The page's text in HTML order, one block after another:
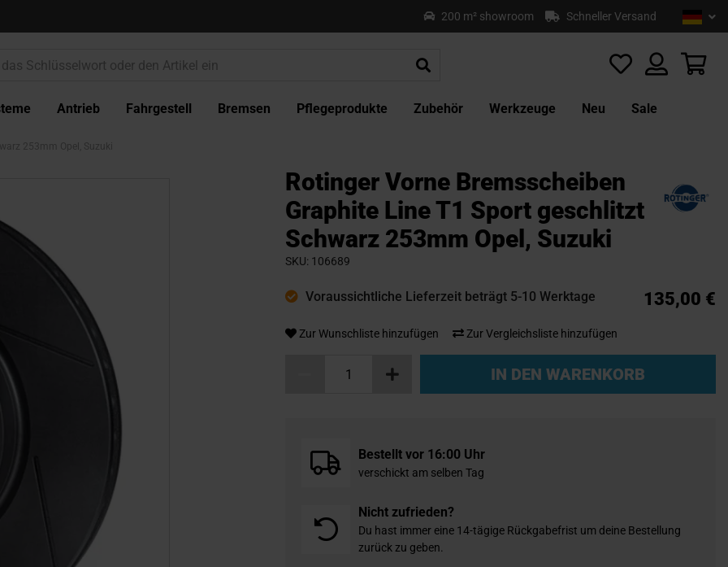
200 m² showroom Schneller Versand
Antrieb Fahrgestell Bremsen Pflegeprodukte Zubehör Werkzeuge Neu Sale
Rotinger Vorne Bremsscheiben
Graphite Line T1 Sport geschlitzt
Schwarz 253mm Opel, Suzuki
SKU 106689
Voraussichtliche Lieferzeit beträgt 5-10 Werktage 135,00 €
Zur Wunschliste hinzufügen Zur Vergleichsliste hinzufügen
IN DEN WARENKORB
Bestellt vor 16:00 Uhr
verschickt am selben Tag
Nicht zufrieden?
Du hast immer eine 14-tägige Rückgabefrist um deine Bestellung
zurück zu geben.